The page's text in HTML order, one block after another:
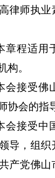
律师执
章程适用
构。
会接受佛
协会的指
会接受中
导，组
产党佛山